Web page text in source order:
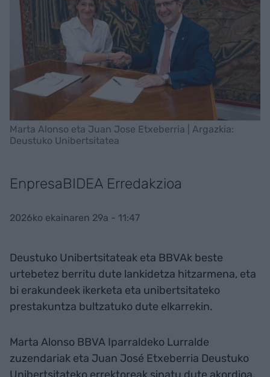
Marta Alonso eta Juan Jose Etxeberria | Argazkia:
Deustuko Unibertsitatea
EnpresaBIDEA Erredakzioa
2026ko ekainaren 29a - 11:47
Deustuko Unibertsitateak eta BBVAk beste
urtebetez berritu dute lankidetza hitzarmena, eta
bi erakundeek ikerketa eta unibertsitateko
prestakuntza bultzatuko dute elkarrekin.
Marta Alonso BBVA Iparraldeko Lurralde
zuzendariak eta Juan José Etxeberria Deustuko
Unibertsitateko errektoreak sinatu dute akordioa.